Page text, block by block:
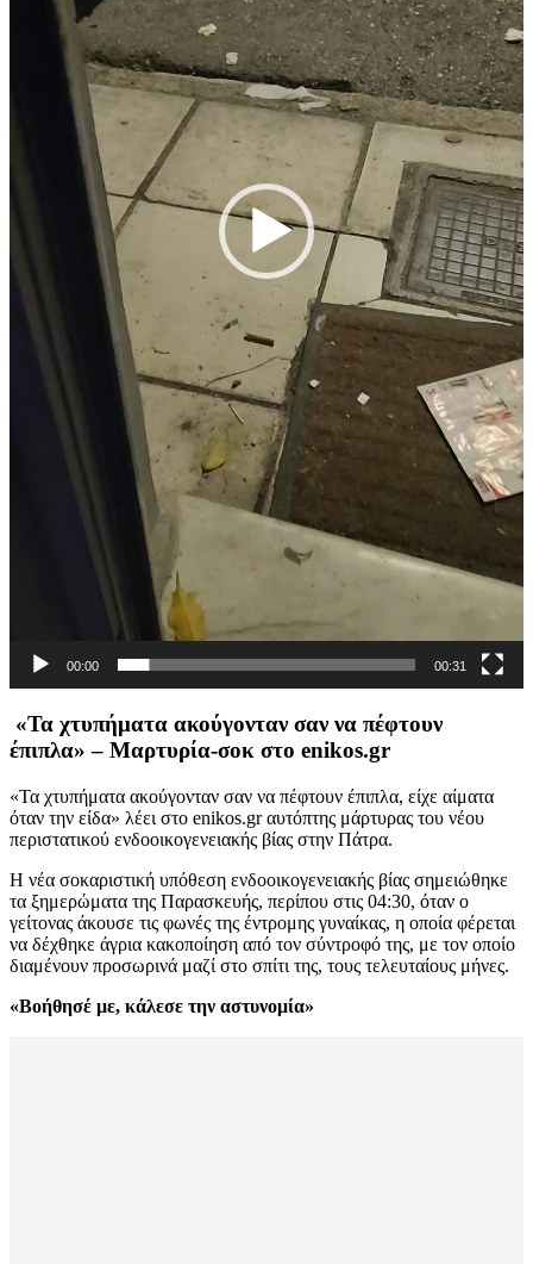
00:00 00:31
«Τα χτυπήματα ακούγονταν σαν να πέφτουν
έπιπλα» – Μαρτυρία-σοκ στο enikos.gr
«Τα χτυπήματα ακούγονταν σαν να πέφτουν έπιπλα, είχε αίματα
όταν την είδα» λέει στο enikos.gr αυτόπτης μάρτυρας του νέου
περιστατικού ενδοοικογενειακής βίας στην Πάτρα.
Η νέα σοκαριστική υπόθεση ενδοοικογενειακής βίας σημειώθηκε
τα ξημερώματα της Παρασκευής, περίπου στις 04:30, όταν ο
γείτονας άκουσε τις φωνές της έντρομης γυναίκας, η οποία φέρεται
να δέχθηκε άγρια κακοποίηση από τον σύντροφό της, με τον οποίο
διαμένουν προσωρινά μαζί στο σπίτι της, τους τελευταίους μήνες.
«Βοήθησέ με, κάλεσε την αστυνομία»